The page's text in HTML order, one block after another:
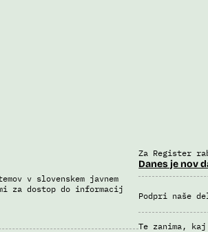
v slovenskem javnem
za dostop do informacij
Za Register
Danes je nov
Podpri naše
Te zanima, kaj